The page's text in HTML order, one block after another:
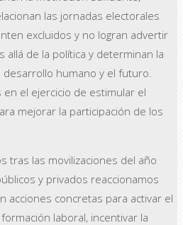
las jornadas electorales
excluidos y no logran advertir
allá de la política y determinan la
desarrollo humano y el futuro.
el ejercicio de estimular el
mejorar la participación de los
tras las movilizaciones del año
y privados reaccionamos
acciones concretas para activar el
laboral, incentivar la